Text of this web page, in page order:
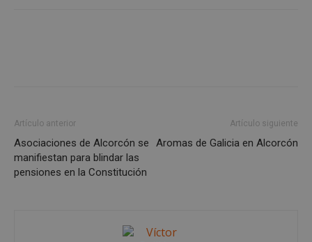
Artículo anterior
Asociaciones de Alcorcón se
manifiestan para blindar las
pensiones en la Constitución
Artículo siguiente
Aromas de Galicia en Alcorcón